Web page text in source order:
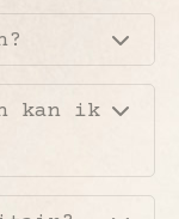
kan ik